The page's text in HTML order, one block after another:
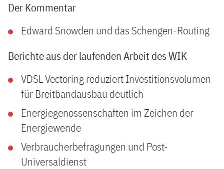
Der Kommentar
Edward Snowden und das Schengen-Routing
Berichte aus der laufenden Arbeit des WIK
VDSL Vectoring reduziert Investitionsvolumen
für Breitbandausbau deutlich
Energiegenossenschaften im Zeichen der
Energiewende
Verbraucherbefragungen und Post-
Universaldienst